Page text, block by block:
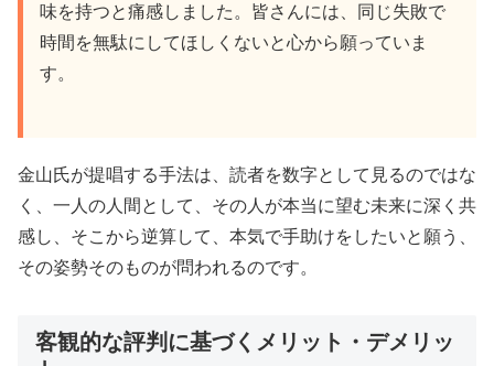
特別ウェビナーをチェック
🔧 サトリ式省エネマーケティング講座：
36分集中講義で農業型集客
📊押し売りなしで 効率的 な5つの方法
味を持つと痛感しました。皆さんには、同じ失敗で
時間を無駄にしてほしくないと心から願っていま
す。
金山氏が提唱する手法は、読者を数字として見るのではな
く、一人の人間として、その人が本当に望む未来に深く共
感し、そこから逆算して、本気で手助けをしたいと願う、
その姿勢そのものが問われるのです。
客観的な評判に基づくメリット・デメリッ